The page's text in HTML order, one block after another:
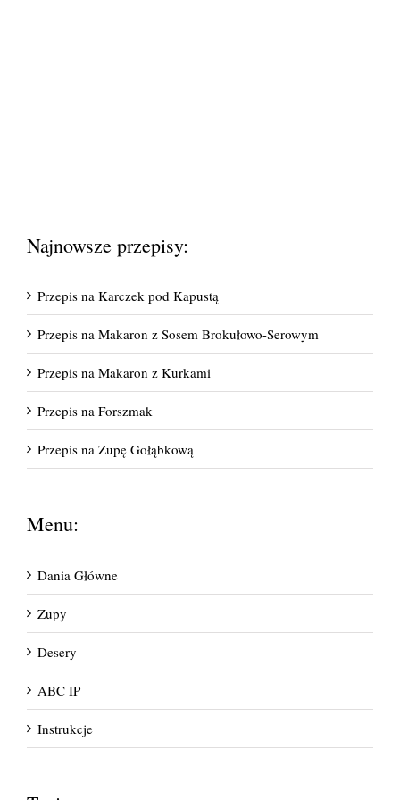
Najnowsze przepisy:
Przepis na Karczek pod Kapustą
Przepis na Makaron z Sosem Brokułowo-Serowym
Przepis na Makaron z Kurkami
Przepis na Forszmak
Przepis na Zupę Gołąbkową
Menu:
Dania Główne
Zupy
Desery
ABC IP
Instrukcje